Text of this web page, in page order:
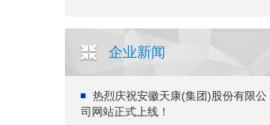
企业新闻
热烈庆祝安徽天康(集团)股份有限公
司网站正式上线！